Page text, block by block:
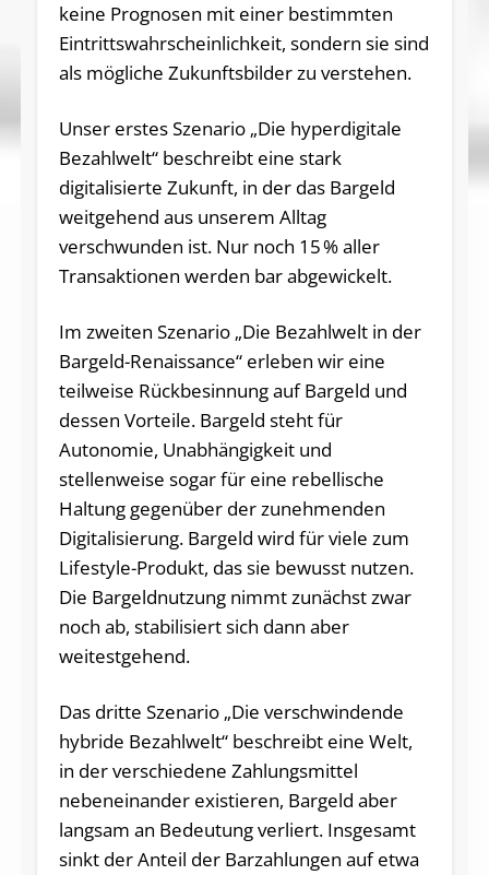
keine Prognosen mit einer bestimmten
Eintrittswahrscheinlichkeit, sondern sie sind
als mögliche Zukunftsbilder zu verstehen.
Unser erstes Szenario „Die hyperdigitale
Bezahlwelt“ beschreibt eine stark
digitalisierte Zukunft, in der das Bargeld
weitgehend aus unserem Alltag
verschwunden ist. Nur noch 15 % aller
Transaktionen werden bar abgewickelt.
Im zweiten Szenario „Die Bezahlwelt in der
Bargeld-Renaissance“ erleben wir eine
teilweise Rückbesinnung auf Bargeld und
dessen Vorteile. Bargeld steht für
Autonomie, Unabhängigkeit und
stellenweise sogar für eine rebellische
Haltung gegenüber der zunehmenden
Digitalisierung. Bargeld wird für viele zum
Lifestyle-Produkt, das sie bewusst nutzen.
Die Bargeldnutzung nimmt zunächst zwar
noch ab, stabilisiert sich dann aber
weitestgehend.
Das dritte Szenario „Die verschwindende
hybride Bezahlwelt“ beschreibt eine Welt,
in der verschiedene Zahlungsmittel
nebeneinander existieren, Bargeld aber
langsam an Bedeutung verliert. Insgesamt
sinkt der Anteil der Barzahlungen auf etwa